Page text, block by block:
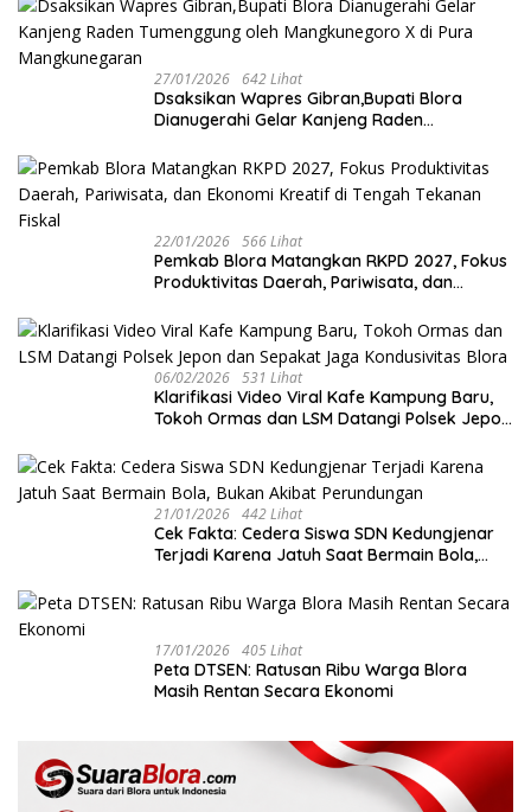
27/01/2026 642 Lihat
‎Dsaksikan Wapres Gibran,Bupati Blora
Dianugerahi Gelar Kanjeng Raden
Mangkunegaran
22/01/2026 566 Lihat
‎Pemkab Blora Matangkan RKPD 2027, Fokus
Produktivitas Daerah, Pariwisata, dan
06/02/2026 531 Lihat
‎Klarifikasi Video Viral Kafe Kampung Baru,
Tokoh Ormas dan LSM Datangi Polsek Jepon
21/01/2026 442 Lihat
Cek Fakta: Cedera Siswa SDN Kedungjenar
Terjadi Karena Jatuh Saat Bermain Bola,
17/01/2026 405 Lihat
‎Peta DTSEN: Ratusan Ribu Warga Blora
Masih Rentan Secara Ekonomi